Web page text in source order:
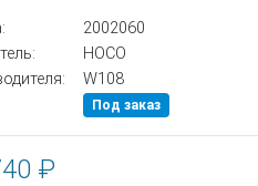
2002060
HOCO
W108
Под заказ
₽